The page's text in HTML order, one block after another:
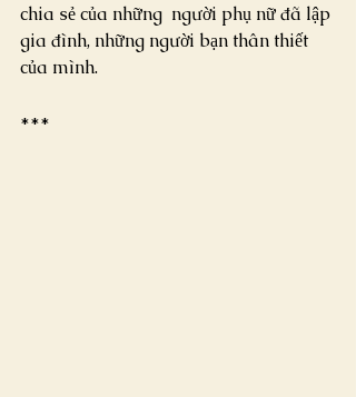
chia sẻ của những  người phụ nữ đã lập
gia đình, những người bạn thân thiết
của mình.
***